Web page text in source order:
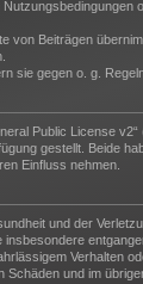
von Beiträgen
sie gegen o. g.
Public License v2“
gestellt. Beide
Einfluss nehmen.
und der
Verhalten
und im